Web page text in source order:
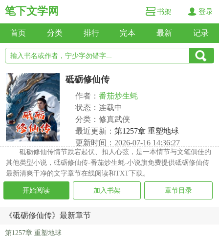
笔下文学网 书架 登录
首页 分类 排行 完本 最新 记录
砥砺修仙传
作者： 番茄炒生蚝
状态：连载中
分类：修真武侠
最近更新： 第1257章 重塑地球
更新时间：2026-07-16 14:36:27
砥砺修仙传情节跌宕起伏、扣人心弦，是一本情节与文笔俱佳的
其他类型小说，砥砺修仙传-番茄炒生蚝-小说旗免费提供砥砺修仙传
最新清爽干净的文字章节在线阅读和TXT下载。
开始阅读 加入书架 章节目录
《砥砺修仙传》最新章节
第1257章 重塑地球